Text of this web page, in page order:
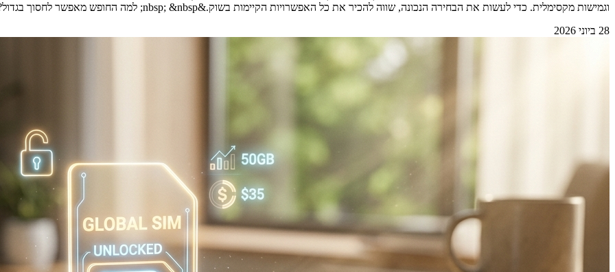
וגמישות מקסימלית. כדי לעשות את הבחירה הנכונה, שווה להכיר את כל האפשרויות הקיימות בשוק.&nbsp; &nbsp; למה החופש מאפשר לחסוך בגדול? &nbsp; דנה מצאה את [&hellip;]
28 ביוני 2026